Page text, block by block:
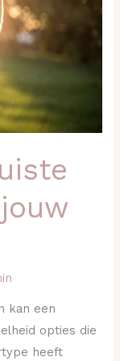
kan een
opties die
heeft